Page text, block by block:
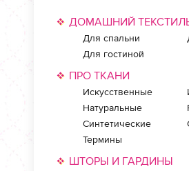
ДОМАШНИЙ
Для спальни
Для гостиной
ПРО ТКАНИ
Искусственные
Натуральные
Синтетические
Термины
ШТОРЫ И ГАРДИНЫ